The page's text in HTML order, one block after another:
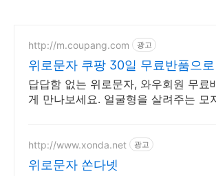
http://m.coupang.com 광고
위로문자 쿠팡 30일 무료반품으
답답함 없는 위로문자, 와우회원 무료
게 만나보세요. 얼굴형을 살려주는 모
http://www.xonda.net 광고
위로문자 쏜다넷